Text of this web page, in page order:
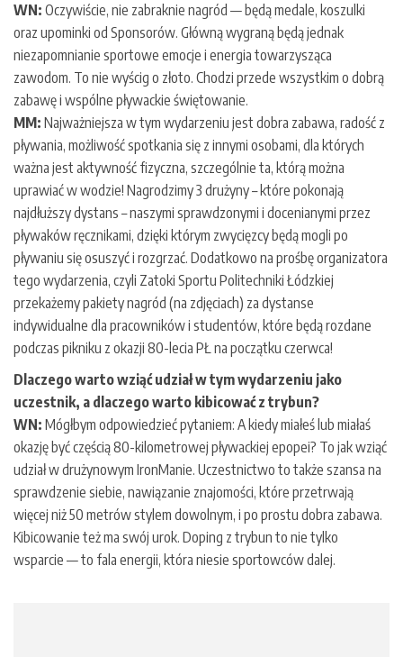
WN: Oczywiście, nie zabraknie nagród — będą medale, koszulki
oraz upominki od Sponsorów. Główną wygraną będą jednak
niezapomnianie sportowe emocje i energia towarzysząca
zawodom. To nie wyścig o złoto. Chodzi przede wszystkim o dobrą
zabawę i wspólne pływackie świętowanie.
MM: Najważniejsza w tym wydarzeniu jest dobra zabawa, radość z
pływania, możliwość spotkania się z innymi osobami, dla których
ważna jest aktywność fizyczna, szczególnie ta, którą można
uprawiać w wodzie! Nagrodzimy 3 drużyny – które pokonają
najdłuższy dystans – naszymi sprawdzonymi i docenianymi przez
pływaków ręcznikami, dzięki którym zwycięzcy będą mogli po
pływaniu się osuszyć i rozgrzać. Dodatkowo na prośbę organizatora
tego wydarzenia, czyli Zatoki Sportu Politechniki Łódzkiej
przekażemy pakiety nagród (na zdjęciach) za dystanse
indywidualne dla pracowników i studentów, które będą rozdane
podczas pikniku z okazji 80-lecia PŁ na początku czerwca!
Dlaczego warto wziąć udział w tym wydarzeniu jako
uczestnik, a dlaczego warto kibicować z trybun?
WN: Mógłbym odpowiedzieć pytaniem: A kiedy miałeś lub miałaś
okazję być częścią 80-kilometrowej pływackiej epopei? To jak wziąć
udział w drużynowym IronManie. Uczestnictwo to także szansa na
sprawdzenie siebie, nawiązanie znajomości, które przetrwają
więcej niż 50 metrów stylem dowolnym, i po prostu dobra zabawa.
Kibicowanie też ma swój urok. Doping z trybun to nie tylko
wsparcie — to fala energii, która niesie sportowców dalej.